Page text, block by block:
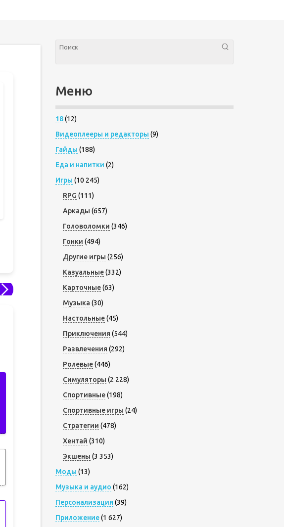
Меню
18(12)
Видеоплееры и редакторы (9)
Гайды (188)
Еда и напитки (2)
Игры (10 245)
RPG (111)
Аркады (657)
Головоломки (346)
Гонки (494)
Другие игры (256)
Казуальные(332)
Карточные(63)
Музыка (30)
Настольные(45)
Приключения (544)
Развлечения (292)
Ролевые(446)
Симуляторы (2 228)
Спортивные(198)
Спортивные игры (24)
Стратегии (478)
Хентай (310)
Экшены (3 353)
Моды (13)
Музыка и аудио (162)
Персонализация (39)
Приложение(1 627)